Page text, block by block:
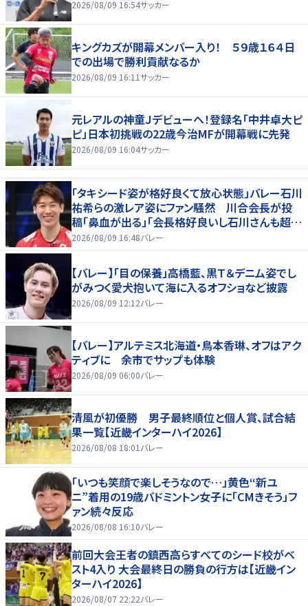
2026/08/09 16:54サッカー
キングカズが開幕メンバー入り！ ５９歳１６４日
での出場で勝利貢献なるか
2026/08/09 16:11サッカー
元レアルの神童Ｊデビューへ！登録名「中井卓大ピ
ピ」日本初挑戦の22歳今治MFが開幕戦に先発
2026/08/09 16:04サッカー
「タキシード姿が格好良くて放心状態」バレー石川
祐希らの激レア姿にファン騒然 川合会長が投
稿「鼻血が出る」「会長格好良いし石川さんも超格
好いい」
2026/08/09 16:48バレー
【バレー】「目の保養」高橋藍、黒Ｔ＆デニム姿でし
がみつく愛犬抱いて海に入るオフショなど披露
2026/08/09 12:12バレー
【バレー】アルテミス北海道・鳥本香琳、オフはアク
ティブに 余市でサップも体験
2026/08/09 06:00バレー
清風が初優勝 男子最終順位と個人賞、試合結
果一覧【近畿インターハイ2026】
2026/08/08 18:01 バレー
「いつも笑顔で楽しそうなので…」黄色“新ユ
ニ”着用の19歳バドミントン女子に「CMきそう」フ
ァン続々反応
2026/08/08 16:10バレー
前回大会王者の鎮西高らすべてのシード校がベ
スト4入り 大会最終日の勝負の行方は【近畿イン
ターハイ2026】
2026/08/07 22:22バレー